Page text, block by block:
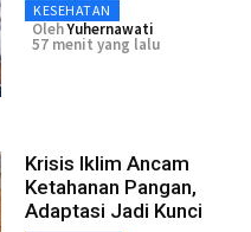
KESEHATAN
OlehYuhernawati
57 menit yang lalu
Krisis Iklim Ancam
Ketahanan Pangan,
Adaptasi Jadi Kunci